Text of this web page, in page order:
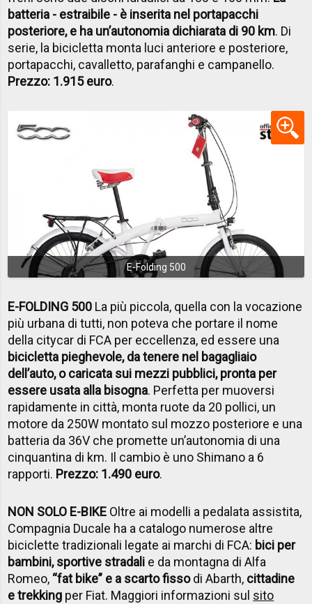
batteria - estraibile - è inserita nel portapacchi
posteriore, e ha un’autonomia dichiarata di 90 km. Di
serie, la bicicletta monta luci anteriore e posteriore,
portapacchi, cavalletto, parafanghi e campanello.
Prezzo: 1.915 euro.
E-Folding 500
E-FOLDING 500 La più piccola, quella con la vocazione
più urbana di tutti, non poteva che portare il nome
della citycar di FCA per eccellenza, ed essere una
bicicletta pieghevole, da tenere nel bagagliaio
dell’auto, o caricata sui mezzi pubblici, pronta per
essere usata alla bisogna. Perfetta per muoversi
rapidamente in città, monta ruote da 20 pollici, un
motore da 250W montato sul mozzo posteriore e una
batteria da 36V che promette un’autonomia di una
cinquantina di km. Il cambio è uno Shimano a 6
rapporti. Prezzo: 1.490 euro.
NON SOLO E-BIKE Oltre ai modelli a pedalata assistita,
Compagnia Ducale ha a catalogo numerose altre
biciclette tradizionali legate ai marchi di FCA: bici per
bambini, sportive stradali e da montagna di Alfa
Romeo, “fat bike” e a scarto fissodi Abarth, cittadine
e trekking per Fiat. Maggiori informazioni sul sito